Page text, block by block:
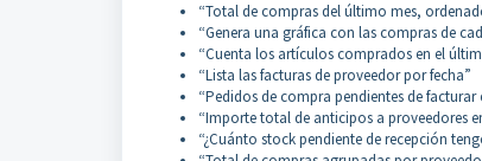
“Total de compras del último mes,
“Genera una gráfica con las compras de
“Cuenta los artículos comprados en el
“Lista las facturas de proveedor por fecha”
“Pedidos de compra pendientes de facturar
“Importe total de anticipos a proveedores
“¿Cuánto stock pendiente de recepción